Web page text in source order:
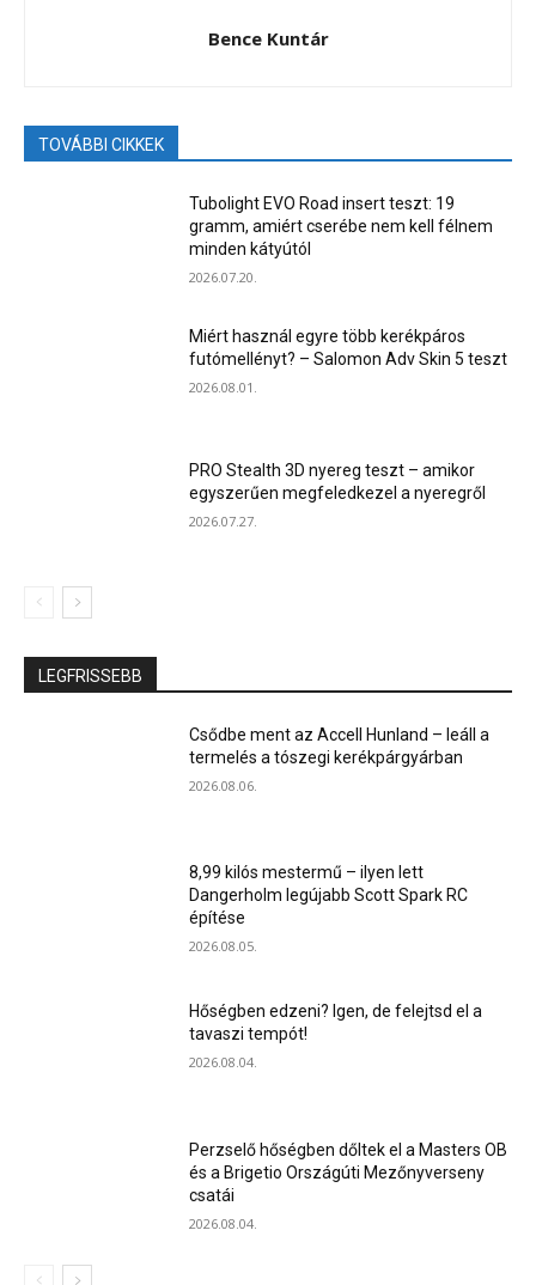
Bence Kuntár
TOVÁBBI CIKKEK
Tubolight EVO Road insert teszt: 19
gramm, amiért cserébe nem kell félnem
minden kátyútól
2026.07.20.
Miért használ egyre több kerékpáros
futómellényt? – Salomon Adv Skin 5 teszt
2026.08.01.
PRO Stealth 3D nyereg teszt – amikor
egyszerűen megfeledkezel a nyeregről
2026.07.27.
LEGFRISSEBB
Csődbe ment az Accell Hunland – leáll a
termelés a tószegi kerékpárgyárban
2026.08.06.
8,99 kilós mestermű – ilyen lett
Dangerholm legújabb Scott Spark RC
építése
2026.08.05.
Hőségben edzeni? Igen, de felejtsd el a
tavaszi tempót!
2026.08.04.
Perzselő hőségben dőltek el a Masters OB
és a Brigetio Országúti Mezőnyverseny
csatái
2026.08.04.